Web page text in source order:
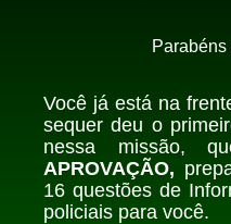
Você já está na
sequer deu o
nessa missão,
APROVAÇÃO,
16 questões de
policiais para você.